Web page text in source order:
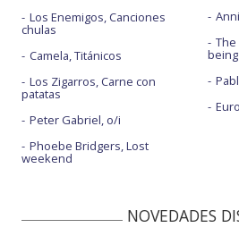
Los Enemigos, Canciones
chulas
Camela, Titánicos
Los Zigarros, Carne con
patatas
Peter Gabriel, o/i
Phoebe Bridgers, Lost
weekend
NOVEDADES